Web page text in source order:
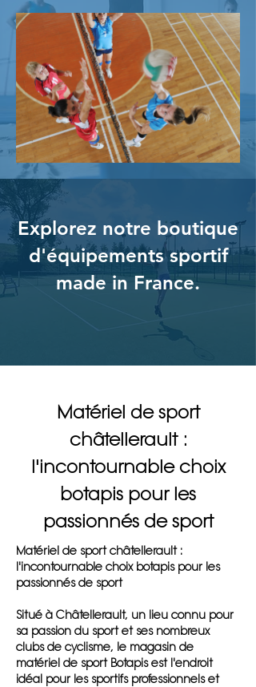
Explorez notre boutique
d'équipements sportif
made in France.
Matériel de sport
châtellerault :
l'incontournable choix
botapis pour les
passionnés de sport
Matériel de sport châtellerault :
l'incontournable choix botapis pour les
passionnés de sport
Situé à Châtellerault, un lieu connu pour
sa passion du sport et ses nombreux
clubs de cyclisme, le magasin de
matériel de sport Botapis est l'endroit
idéal pour les sportifs professionnels et